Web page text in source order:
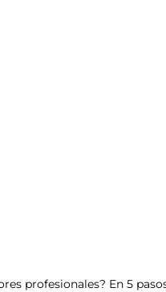
profesionales? En 5